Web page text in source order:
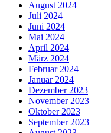
August 2024
Juli 2024
Juni 2024
Mai 2024
April 2024
März 2024
Februar 2024
Januar 2024
Dezember 2023
November 2023
Oktober 2023
September 2023